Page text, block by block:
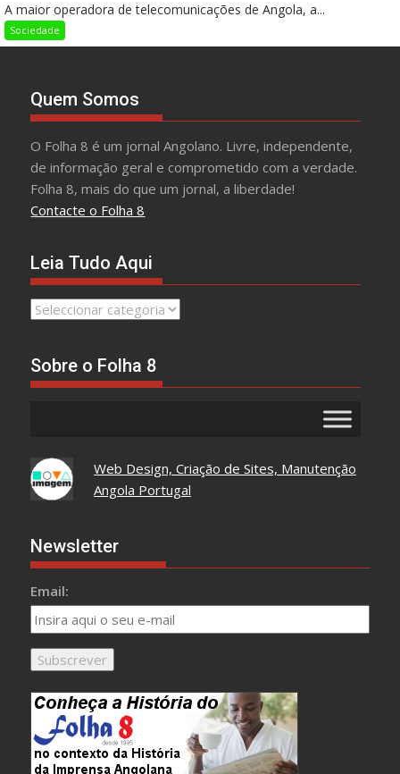
A maior operadora de telecomunicações de Angola, a...
Sociedade
Quem Somos
O Folha 8 é um jornal Angolano. Livre, independente,
de informação geral e comprometido com a verdade.
Folha 8, mais do que um jornal, a liberdade!
Contacte o Folha 8
Leia Tudo Aqui
Leia
Sobre o Folha 8
Web Design, Criação de Sites, Manutenção
Angola Portugal
Newsletter
Email: